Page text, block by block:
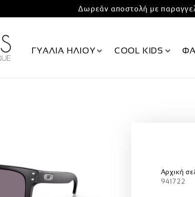
Δωρεάν αποστολή με
ΓΥΑΛΙΑ ΗΛΙΟΥ COOL KIDS
Αρχική
941722